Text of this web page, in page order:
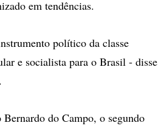
em tendências.
político da classe
e socialista para o Brasil - disse
do Campo, o segundo